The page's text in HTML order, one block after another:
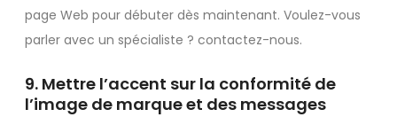
page Web pour débuter dès maintenant. Voulez-vous
parler avec un spécialiste ? contactez-nous.
9. Mettre l’accent sur la conformité de
l’image de marque et des messages